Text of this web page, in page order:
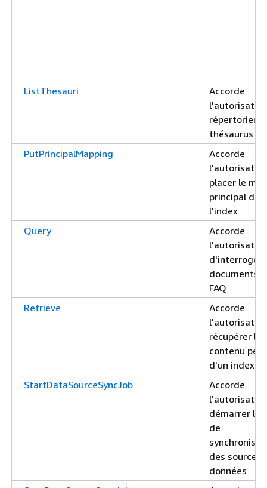
ListThesauri
Accorde
répertorier
thésaurus
PutPrincipalMapping
Accorde
placer le
principal
l'index
Query
Accorde
l'autorisation
d'interroger
documents
FAQ
Retrieve
Accorde
récupérer le
contenu
d'un index
StartDataSourceSyncJob
Accorde
démarrer la
de
des sources
données